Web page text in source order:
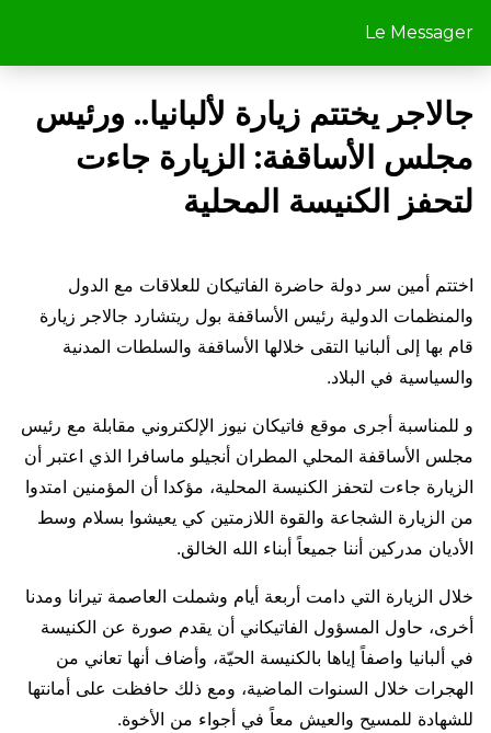
Le Messager
جالاجر يختتم زيارة لألبانيا.. ورئيس
مجلس الأساقفة: الزيارة جاءت
لتحفز الكنيسة المحلية
اختتم أمين سر دولة حاضرة الفاتيكان للعلاقات مع الدول
والمنظمات الدولية رئيس الأساقفة بول ريتشارد جالاجر زيارة
قام بها إلى ألبانيا التقى خلالها الأساقفة والسلطات المدنية
والسياسية في البلاد.
و للمناسبة أجرى موقع فاتيكان نيوز الإلكتروني مقابلة مع رئيس
مجلس الأساقفة المحلي المطران أنجيلو ماسافرا الذي اعتبر أن
الزيارة جاءت لتحفز الكنيسة المحلية، مؤكدا أن المؤمنين امتدوا
من الزيارة الشجاعة والقوة اللازمتين كي يعيشوا بسلام وسط
الأديان مدركين أننا جميعاً أبناء الله الخالق.
خلال الزيارة التي دامت أربعة أيام وشملت العاصمة تيرانا ومدنا
أخرى، حاول المسؤول الفاتيكاني أن يقدم صورة عن الكنيسة
في ألبانيا واصفاً إياها بالكنيسة الحيّة، وأضاف أنها تعاني من
الهجرات خلال السنوات الماضية، ومع ذلك حافظت على أمانتها
للشهادة للمسيح والعيش معاً في أجواء من الأخوة.